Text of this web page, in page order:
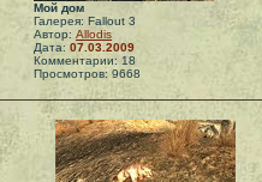
Мой дом
Галерея: Fallout 3
Автор: Allodis
Дата: 07.03.2009
Комментарии: 18
Просмотров: 9668